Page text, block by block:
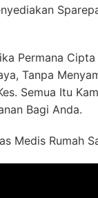
Permana
Tanpa
Semua Itu
Bagi Anda.
Medis Rumah